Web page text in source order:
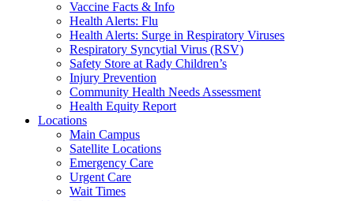
Vaccine Facts & Info
Health Alerts: Flu
Health Alerts: Surge in Respiratory Viruses
Respiratory Syncytial Virus (RSV)
Safety Store at Rady Children’s
Injury Prevention
Community Health Needs Assessment
Health Equity Report
Locations
Main Campus
Satellite Locations
Emergency Care
Urgent Care
Wait Times